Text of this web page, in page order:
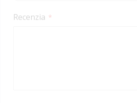
Recenzia